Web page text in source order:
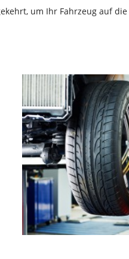
um Ihr Fahrzeug auf